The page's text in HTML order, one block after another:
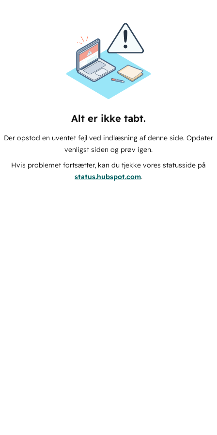
Alt er ikke tabt.
Der opstod en uventet fejl ved indlæsning af denne side. Opdater
venligst siden og prøv igen.
Hvis problemet fortsætter, kan du tjekke vores statusside på
status.hubspot.com.